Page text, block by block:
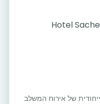
Hotel
של אירוח המשלב